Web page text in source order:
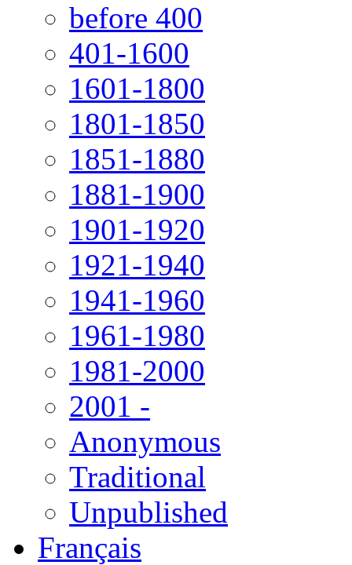
before 400
401-1600
1601-1800
1801-1850
1851-1880
1881-1900
1901-1920
1921-1940
1941-1960
1961-1980
1981-2000
2001 -
Anonymous
Traditional
Unpublished
Français